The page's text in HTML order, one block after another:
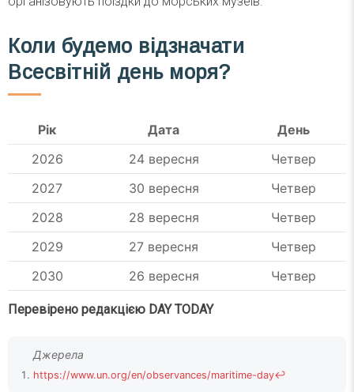
Коли будемо відзначати
Всесвітній день моря?
Рік Дата
День
2026
24 вересня
Четвер
2027
30 вересня
Четвер
2028
28 вересня
Четвер
2029
27 вересня
Четвер
2030
26 вересня Четвер
Перевірено редакцією DAY TODAY
https://www.un.org/en/observances/maritime-day↩